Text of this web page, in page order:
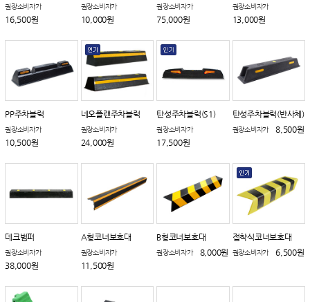
권장소비자가
16,500원
권장소비자가
10,000원
권장소비자가
75,000원
권장소비자가
13,000원
PP주차블럭
권장소비자가
10,500원
네오플랜주차블럭
권장소비자가
24,000원
탄성주차블럭(S1)
권장소비자가
17,500원
탄성주차블럭(반사체)
권장소비자가 8,500원
데크범퍼
권장소비자가
38,000원
A형코너보호대
권장소비자가
11,500원
B형코너보호대
권장소비자가 8,000원
접착식코너보호대
권장소비자가 6,500원